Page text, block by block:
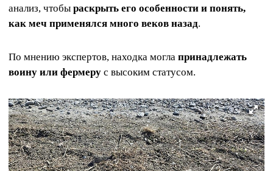
анализ, чтобы раскрыть его особенности и понять,
как меч применялся много веков назад.
По мнению экспертов, находка могла принадлежать
воину или фермеру с высоким статусом.